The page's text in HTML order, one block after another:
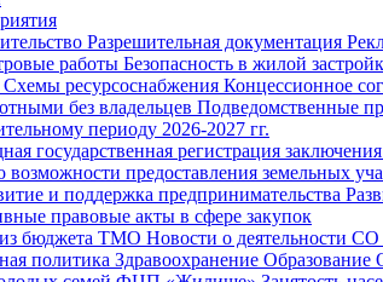
Разрешительная документация
работы Безопасность в жилой
Схемы ресурсоснабжения Концессионное
без владельцев Подведомственные
периоду 2026-2027 гг.
государственная регистрация
возможности предоставления земельных
и поддержка предпринимательства
правовые акты в сфере закупок
из бюджета ТМО Новости о деятельности
политика Здравоохранение Образование